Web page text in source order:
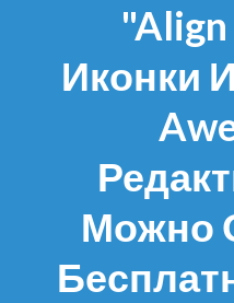
"align
Иконки
Можно